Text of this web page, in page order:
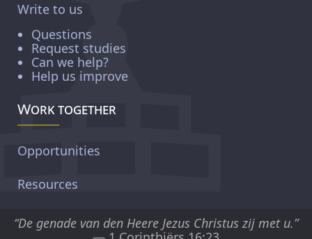
Write to us
Questions
Request studies
Can we help?
Help us improve
Work together
Opportunities
Resources
“De genade van den Heere Jezus Christus zij met u.”